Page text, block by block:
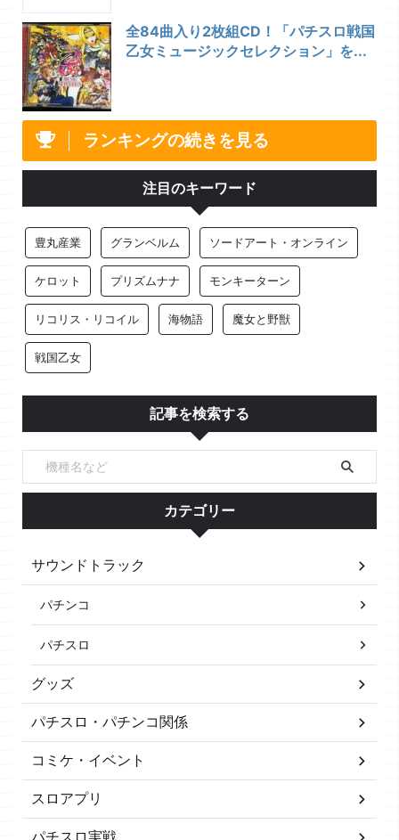
全84曲入り2枚組CD！「パチスロ戦国
乙女ミュージックセレクション」を...
ランキングの続きを見る
注目のキーワード
豊丸産業 グランベルム ソードアート・オンライン
ケロット プリズムナナ モンキーターン
リコリス・リコイル 海物語 魔女と野獣
戦国乙女
記事を検索する
カテゴリー
サウンドトラック
パチンコ
パチスロ
グッズ
パチスロ・パチンコ関係
コミケ・イベント
スロアプリ